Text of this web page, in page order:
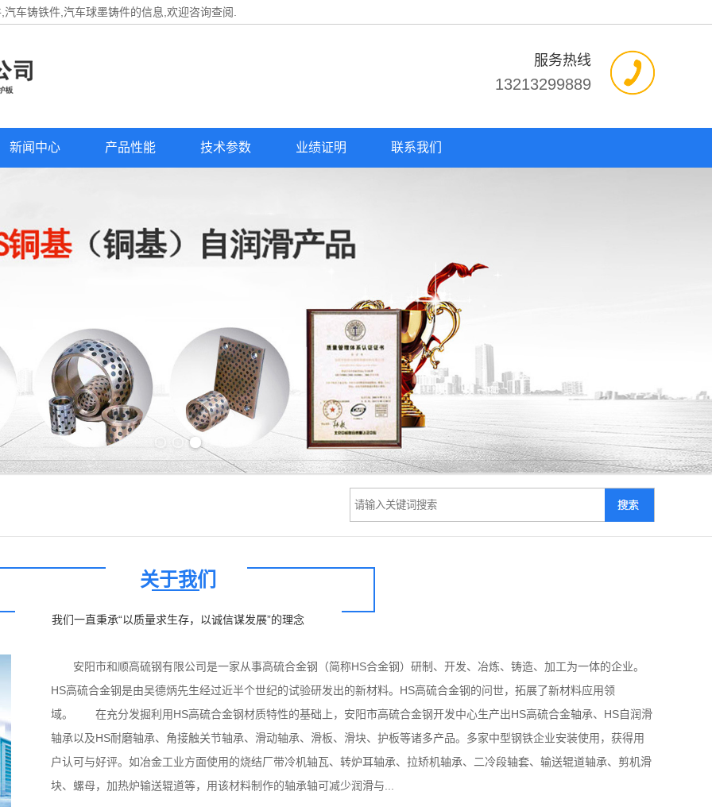
,汽车铸铁件,汽车球墨铸件的信息,欢迎咨询查阅.
服务热线
13213299889
新闻中心 产品性能 技术参数 业绩证明 联系我们
关于我们
我们一直秉承“以质量求生存，以诚信谋发展”的理念
安阳市和顺高硫钢有限公司是一家从事高硫合金钢（简称HS合金钢）研制、开发、冶炼、铸造、加工为一体的企业。
HS高硫合金钢是由吴德炳先生经过近半个世纪的试验研发出的新材料。HS高硫合金钢的问世，拓展了新材料应用领
域。 在充分发掘利用HS高硫合金钢材质特性的基础上，安阳市高硫合金钢开发中心生产出HS高硫合金轴承、HS自润滑
轴承以及HS耐磨轴承、角接触关节轴承、滑动轴承、滑板、滑块、护板等诸多产品。多家中型钢铁企业安装使用，获得用
户认可与好评。如冶金工业方面使用的烧结厂带冷机轴瓦、转炉耳轴承、拉矫机轴承、二冷段轴套、输送辊道轴承、剪机滑
块、螺母，加热炉输送辊道等，用该材料制作的轴承轴可减少润滑与...